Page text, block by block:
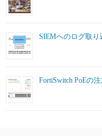
SIEMへのログ取
FortiSwitch PoEの